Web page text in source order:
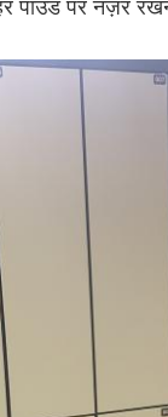
पाउंड पर नज़र